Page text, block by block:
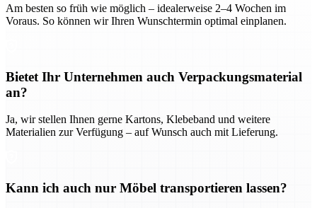
Am besten so früh wie möglich – idealerweise 2–4 Wochen im
Voraus. So können wir Ihren Wunschtermin optimal einplanen.
Bietet Ihr Unternehmen auch Verpackungsmaterial
an?
Ja, wir stellen Ihnen gerne Kartons, Klebeband und weitere
Materialien zur Verfügung – auf Wunsch auch mit Lieferung.
Kann ich auch nur Möbel transportieren lassen?